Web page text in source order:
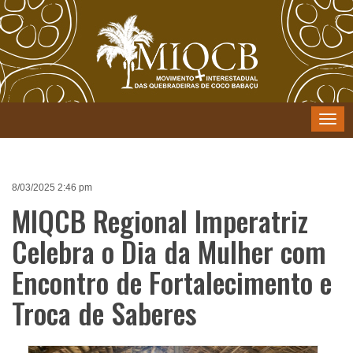
Menu
8/03/2025 2:46 pm
MIQCB Regional Imperatriz
Celebra o Dia da Mulher com
Encontro de Fortalecimento e
Troca de Saberes